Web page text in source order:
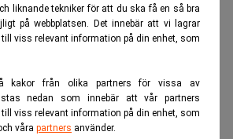
liknande tekniker för att du ska få en så bra
på webbplatsen. Det innebär att vi lagrar
viss relevant information på din enhet, som
kakor från olika partners för vissa av
nedan som innebär att vår partners
viss relevant information på din enhet, som
våra partners använder.